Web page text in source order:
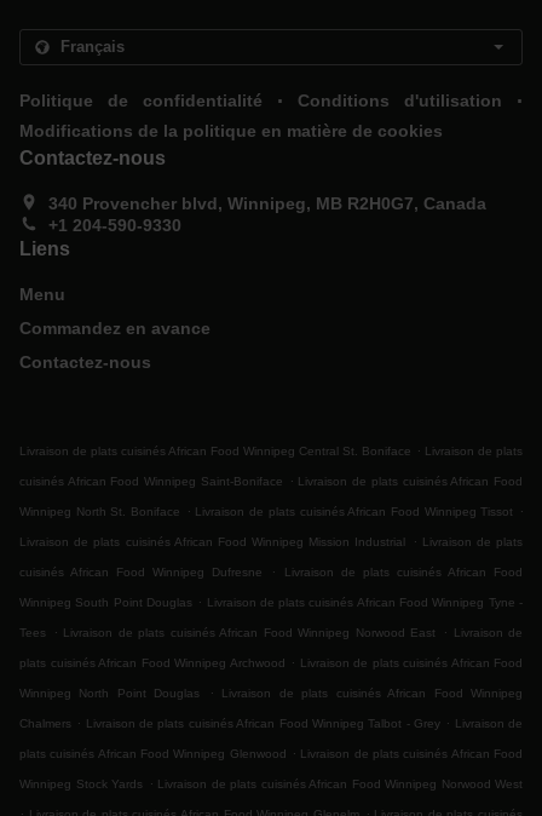
Politique de confidentialité . Conditions d'utilisation .
Modifications de la politique en matière de cookies
Contactez-nous
340 Provencher blvd, Winnipeg, MB R2H0G7, Canada
+1 204-590-9330
Liens
Menu
Commandez en avance
Contactez-nous
Livraison de plats cuisinés African Food Winnipeg Central St. Boniface . Livraison de plats
cuisinés African Food Winnipeg Saint-Boniface . Livraison de plats cuisinés African Food
Winnipeg North St. Boniface . Livraison de plats cuisinés African Food Winnipeg Tissot .
Livraison de plats cuisinés African Food Winnipeg Mission Industrial . Livraison de plats
cuisinés African Food Winnipeg Dufresne . Livraison de plats cuisinés African Food
Winnipeg South Point Douglas . Livraison de plats cuisinés African Food Winnipeg Tyne -
Tees . Livraison de plats cuisinés African Food Winnipeg Norwood East . Livraison de
plats cuisinés African Food Winnipeg Archwood . Livraison de plats cuisinés African Food
Winnipeg North Point Douglas . Livraison de plats cuisinés African Food Winnipeg
Chalmers . Livraison de plats cuisinés African Food Winnipeg Talbot - Grey . Livraison de
plats cuisinés African Food Winnipeg Glenwood . Livraison de plats cuisinés African Food
Winnipeg Stock Yards . Livraison de plats cuisinés African Food Winnipeg Norwood West
.
.